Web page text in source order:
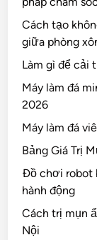
Cách tạo
giữa phòng
Làm gì để cải
Máy làm đá
2026
Máy làm đá
Bảng Giá Trị
Đồ chơi robot
hành động
Cách trị mụn
Nội